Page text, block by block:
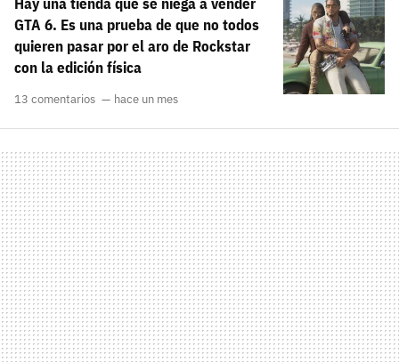
GTA 6. Es una prueba de que no todos
quieren pasar por el aro de Rockstar
con la edición física
13 comentarios hace un mes